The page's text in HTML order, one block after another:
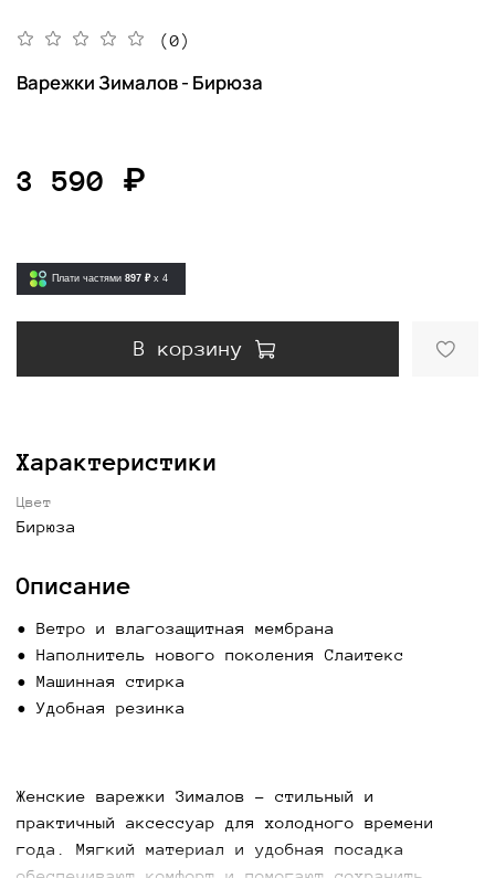
(0)
Варежки Зималов - Бирюза
3 590 ₽
Плати частями 897 ₽ x 4
В корзину
Характеристики
Цвет
Бирюза
Описание
• Ветро и влагозащитная мембрана
• Наполнитель нового поколения Слаитекс
• ⁠Машинная стирка
• Удобная резинка
Женские варежки Зималов - стильный и
практичный аксессуар для холодного времени
года. Мягкий материал и удобная посадка